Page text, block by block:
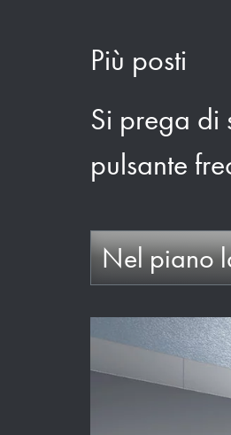
Più posti
Si prega di
pulsante
Nel piano